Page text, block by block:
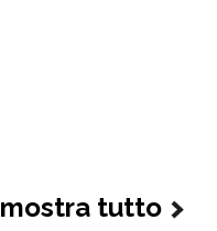
mostra tutto